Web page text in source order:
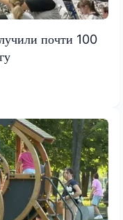
почти 100